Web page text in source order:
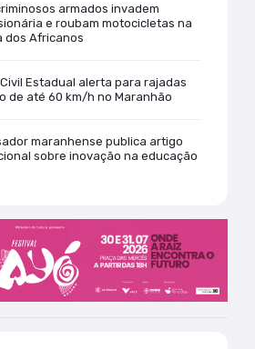
armados invadem
e roubam motocicletas na
dos Africanos
Estadual alerta para rajadas
de até 60 km/h no Maranhão
maranhense publica artigo
sobre inovação na educação